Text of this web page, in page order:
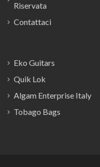
Riservata
Contattaci
Eko Guitars
Quik Lok
Algam Enterprise Italy
Tobago Bags